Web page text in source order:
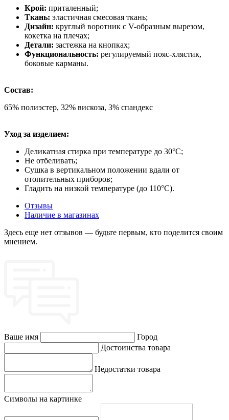
Крой: приталенный;
Ткань: эластичная смесовая ткань;
Дизайн: круглый воротник с V-образным вырезом,
кокетка на плечах;
Детали: застежка на кнопках;
Функциональность: регулируемый пояс-хлястик,
боковые карманы.
Состав:
65% полиэстер, 32% вискоза, 3% спандекс
Уход за изделием:
Деликатная стирка при температуре до 30°C;
Не отбеливать;
Сушка в вертикальном положении вдали от
отопительных приборов;
Гладить на низкой температуре (до 110°C).
Отзывы
Наличие в магазинах
Здесь еще нет отзывов — будьте первым, кто поделится своим
мнением.
Ваше имя
Город
Достоинства товара
Недостатки товара
Символы на картинке